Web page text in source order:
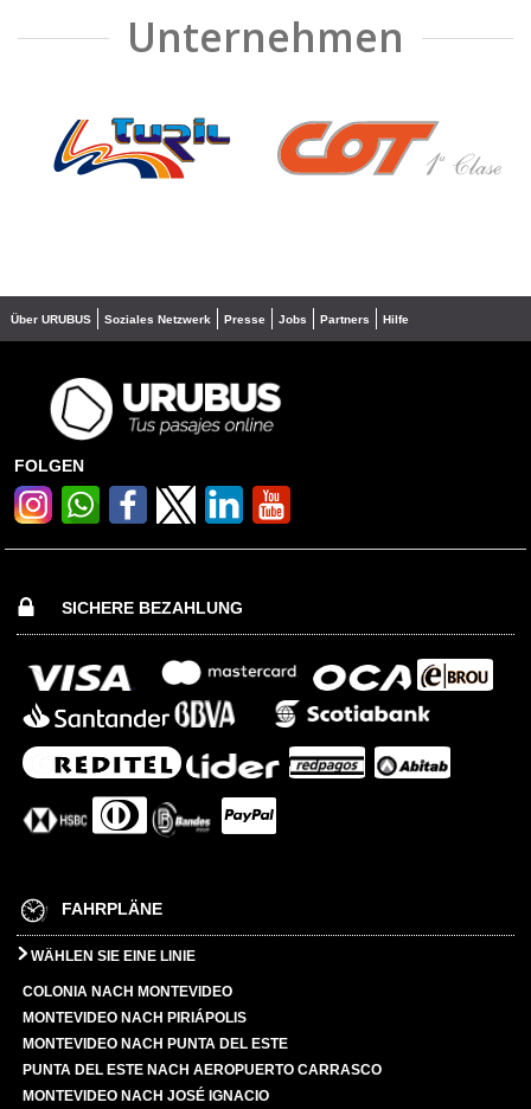
Unternehmen
❮ ❯
Über URUBUS Soziales Netzwerk Presse Jobs Partners Hilfe
FOLGEN
SICHERE BEZAHLUNG
FAHRPLÄNE
WÄHLEN SIE EINE LINIE
COLONIA NACH MONTEVIDEO
MONTEVIDEO NACH PIRIÁPOLIS
MONTEVIDEO NACH PUNTA DEL ESTE
PUNTA DEL ESTE NACH AEROPUERTO CARRASCO
MONTEVIDEO NACH JOSÉ IGNACIO